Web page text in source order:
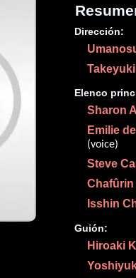
Dirección:
Elenco
Sharon
Emilie
(voice)
Steve
Chafûrin
Isshin
Guión:
Hiroaki